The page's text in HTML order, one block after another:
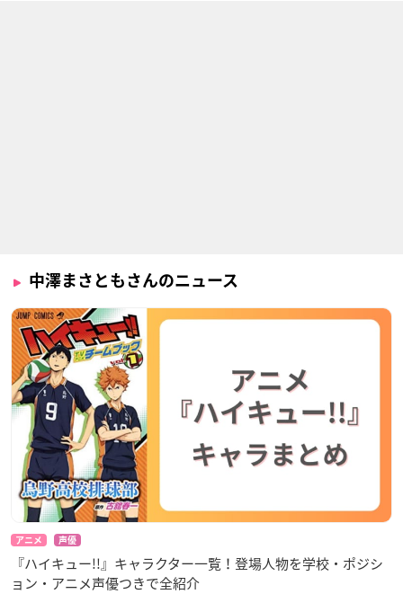
中澤まさともさんのニュース
アニメ 声優
『ハイキュー!!』キャラクター一覧！登場人物を学校・ポジシ
ョン・アニメ声優つきで全紹介